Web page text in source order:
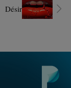
Désir